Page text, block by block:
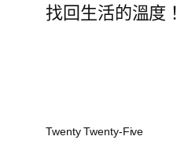
找回生活的溫度！
Twenty Twenty-Five